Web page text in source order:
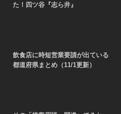
た！四ツ谷『志ら井』
飲食店に時短営業要請が出ている
都道府県まとめ（11/1更新）